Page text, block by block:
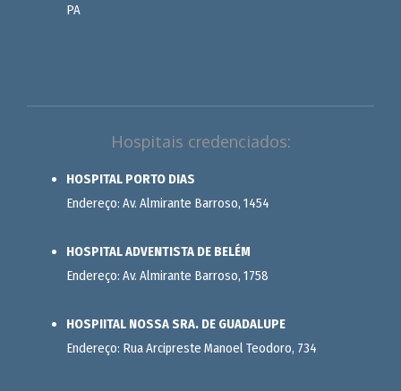
PA
Hospitais credenciados:
HOSPITAL PORTO DIAS
Endereço: Av. Almirante Barroso, 1454
HOSPITAL ADVENTISTA DE BELÉM
Endereço: Av. Almirante Barroso, 1758
HOSPIITAL NOSSA SRA. DE GUADALUPE
Endereço: Rua Arcipreste Manoel Teodoro, 734